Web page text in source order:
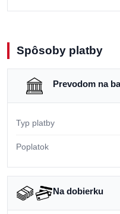
Spôsoby platby
Prevodom na
Typ platby
Poplatok
Na dobierku